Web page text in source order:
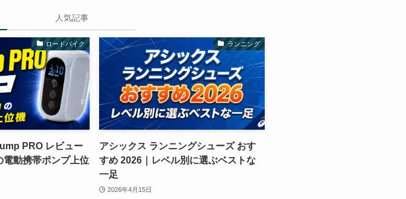
人気記事
ロードバイク
PRO レビュー
電動携帯ポンプ上位
ランニング
アシックス ランニングシューズ おす
すめ 2026｜レベル別に選ぶベストな
一足
2026年4月15日